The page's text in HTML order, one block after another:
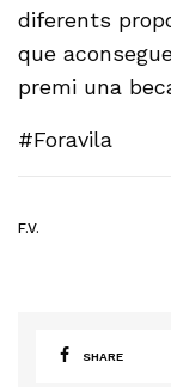
diferents
que
premi una
#Foravila
F.V.
SHARE